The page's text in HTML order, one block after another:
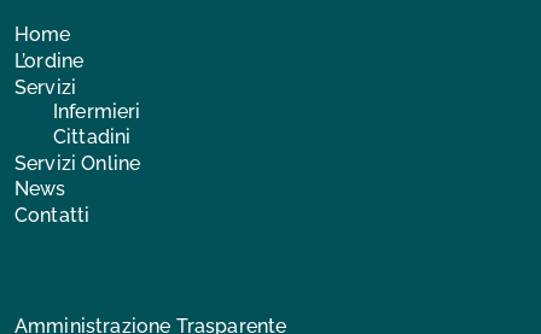
Home
L’ordine
Servizi
Infermieri
Cittadini
Servizi Online
News
Contatti
Amministrazione Trasparente